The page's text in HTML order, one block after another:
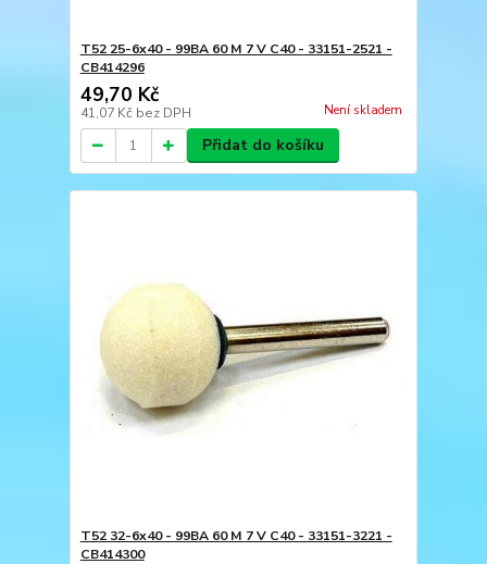
T52 25-6x40 - 99BA 60 M 7 V C40 - 33151-2521 -
CB414296
49,70 Kč
41,07 Kč bez DPH Není skladem
Přidat do košíku
T52 32-6x40 - 99BA 60 M 7 V C40 - 33151-3221 -
CB414300